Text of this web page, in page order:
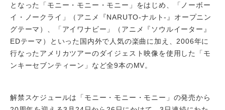
となった「モニー・モニー・モニー」をはじめ、「ノーボー
イ・ノークライ」（アニメ『NARUTO-ナルト-』オープニン
グテーマ）、「アイワナビー」（アニメ『ソウルイーター』
EDテーマ）といった国内外で人気の楽曲に加え、2006年に
行なったアメリカツアーのダイジェスト映像を使用した「モ
ンキーセブンティーン」など全9本のMV。
解禁スケジュールは「モニー・モニー・モニー」の発売から